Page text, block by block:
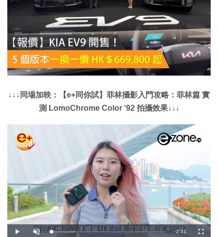
↓↓↓同場加映：【e+同你試】菲林攝影入門攻略：菲林篇 實
測 LomoChrome Color ‘92 拍攝效果↓↓↓
播
開
載
剩
-2:31
全